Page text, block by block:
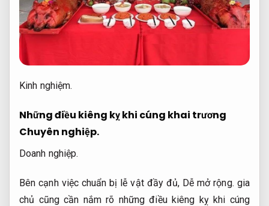
Kinh nghiệm.
Những điều kiêng kỵ khi cúng khai trương
Chuyên nghiệp.
Doanh nghiệp.
Bên cạnh việc chuẩn bị lễ vật đầy đủ, Dễ mở rộng. gia
chủ cũng cần nắm rõ những điều kiêng kỵ khi cúng